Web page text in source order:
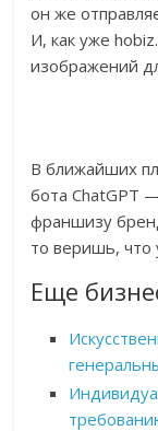
он же
И, как уже
изображений
В ближайших
бота ChatGPT
франшизу
то веришь, что
Еще